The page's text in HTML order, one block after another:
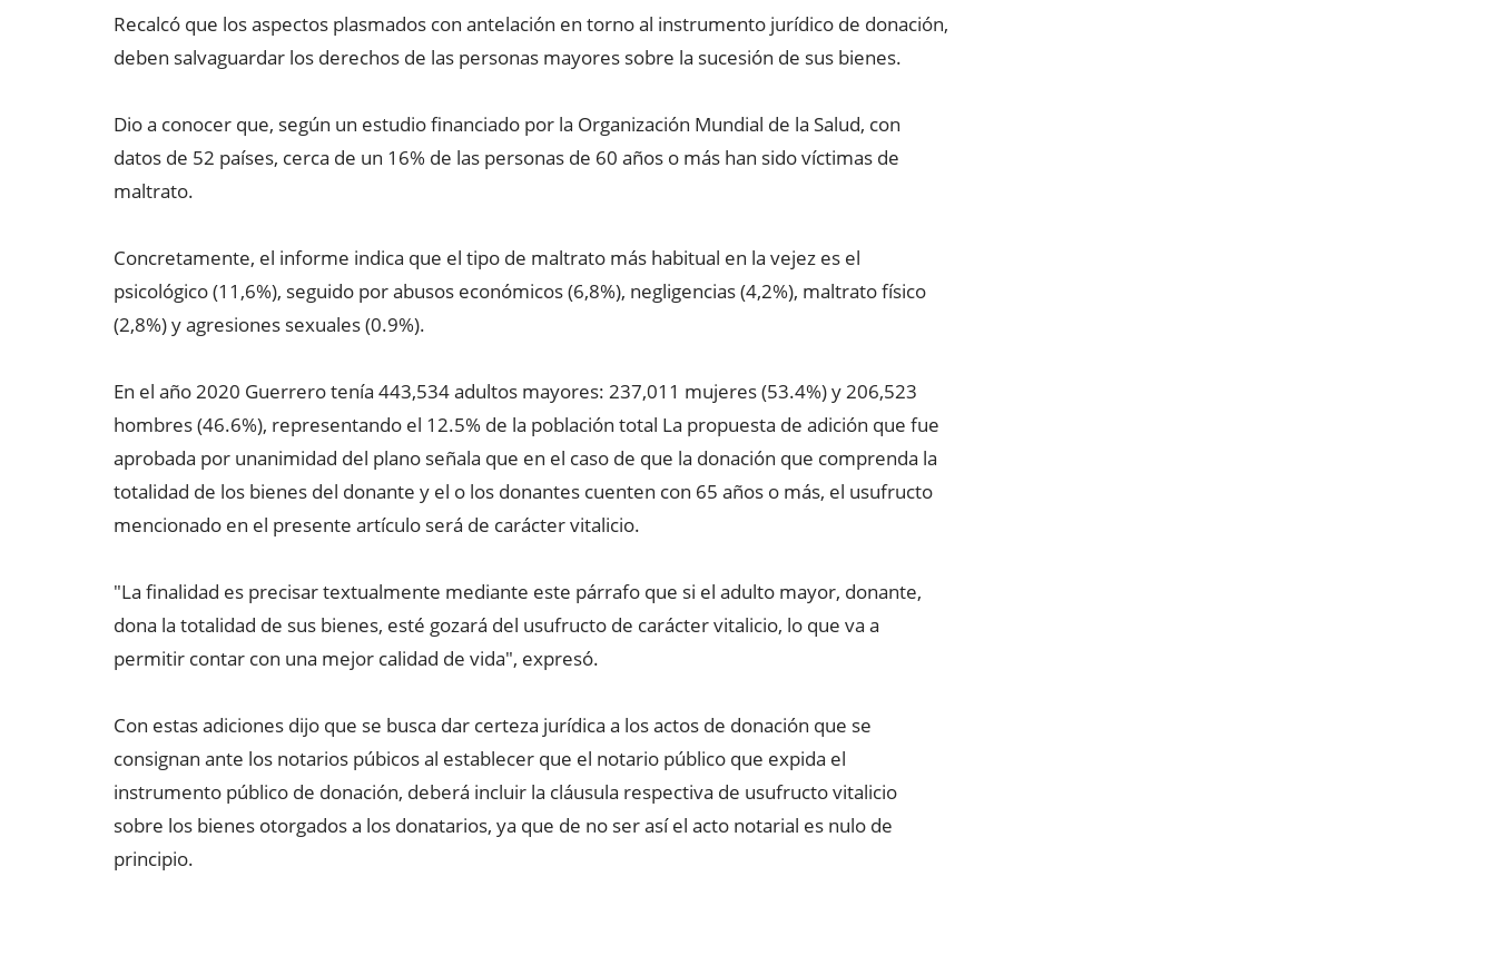
Recalcó que los aspectos plasmados con antelación en torno al instrumento jurídico de donación,
deben salvaguardar los derechos de las personas mayores sobre la sucesión de sus bienes.
Dio a conocer que, según un estudio financiado por la Organización Mundial de la Salud, con
datos de 52 países, cerca de un 16% de las personas de 60 años o más han sido víctimas de
maltrato.
Concretamente, el informe indica que el tipo de maltrato más habitual en la vejez es el
psicológico (11,6%), seguido por abusos económicos (6,8%), negligencias (4,2%), maltrato físico
(2,8%) y agresiones sexuales (0.9%).
En el año 2020 Guerrero tenía 443,534 adultos mayores: 237,011 mujeres (53.4%) y 206,523
hombres (46.6%), representando el 12.5% de la población total La propuesta de adición que fue
aprobada por unanimidad del plano señala que en el caso de que la donación que comprenda la
totalidad de los bienes del donante y el o los donantes cuenten con 65 años o más, el usufructo
mencionado en el presente artículo será de carácter vitalicio.
"La finalidad es precisar textualmente mediante este párrafo que si el adulto mayor, donante,
dona la totalidad de sus bienes, esté gozará del usufructo de carácter vitalicio, lo que va a
permitir contar con una mejor calidad de vida", expresó.
Con estas adiciones dijo que se busca dar certeza jurídica a los actos de donación que se
consignan ante los notarios púbicos al establecer que el notario público que expida el
instrumento público de donación, deberá incluir la cláusula respectiva de usufructo vitalicio
sobre los bienes otorgados a los donatarios, ya que de no ser así el acto notarial es nulo de
principio.